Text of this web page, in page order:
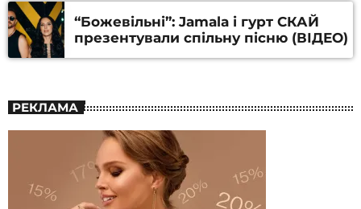
“Божевільні”: Jamala і гурт СКАЙ
презентували спільну пісню (ВІДЕО)
РЕКЛАМА